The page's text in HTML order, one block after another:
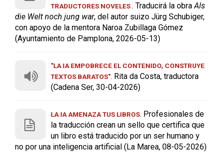
TRADUCTORES NOVELES. Traducirá la obraAls
die Welt noch jung war, del autor suizo Jürg Schubiger,
con apoyo de la mentora Naroa Zubillaga Gómez
(Ayuntamiento de Pamplona, 2026-05-13)
"LA IA EMPOBRECE EL CONTENIDO, CONSTRUYE
TEXTOS BARATOS". Rita da Costa, traductora
(Cadena Ser, 30-04-2026)
LA IA AMENAZA TUS LIBROS. Profesionales de
la traducción crean un sello que certifica que
un libro está traducido por un ser humano y
no por una inteligencia artificial (La Marea, 08-05-2026)